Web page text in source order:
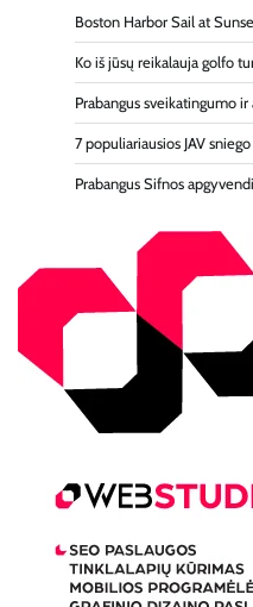
Boston Harbor Sail at
Ko iš jūsų reikalauja golfo
Prabangus sveikatingumo
7 populiariausios JAV
Prabangus Sifnos